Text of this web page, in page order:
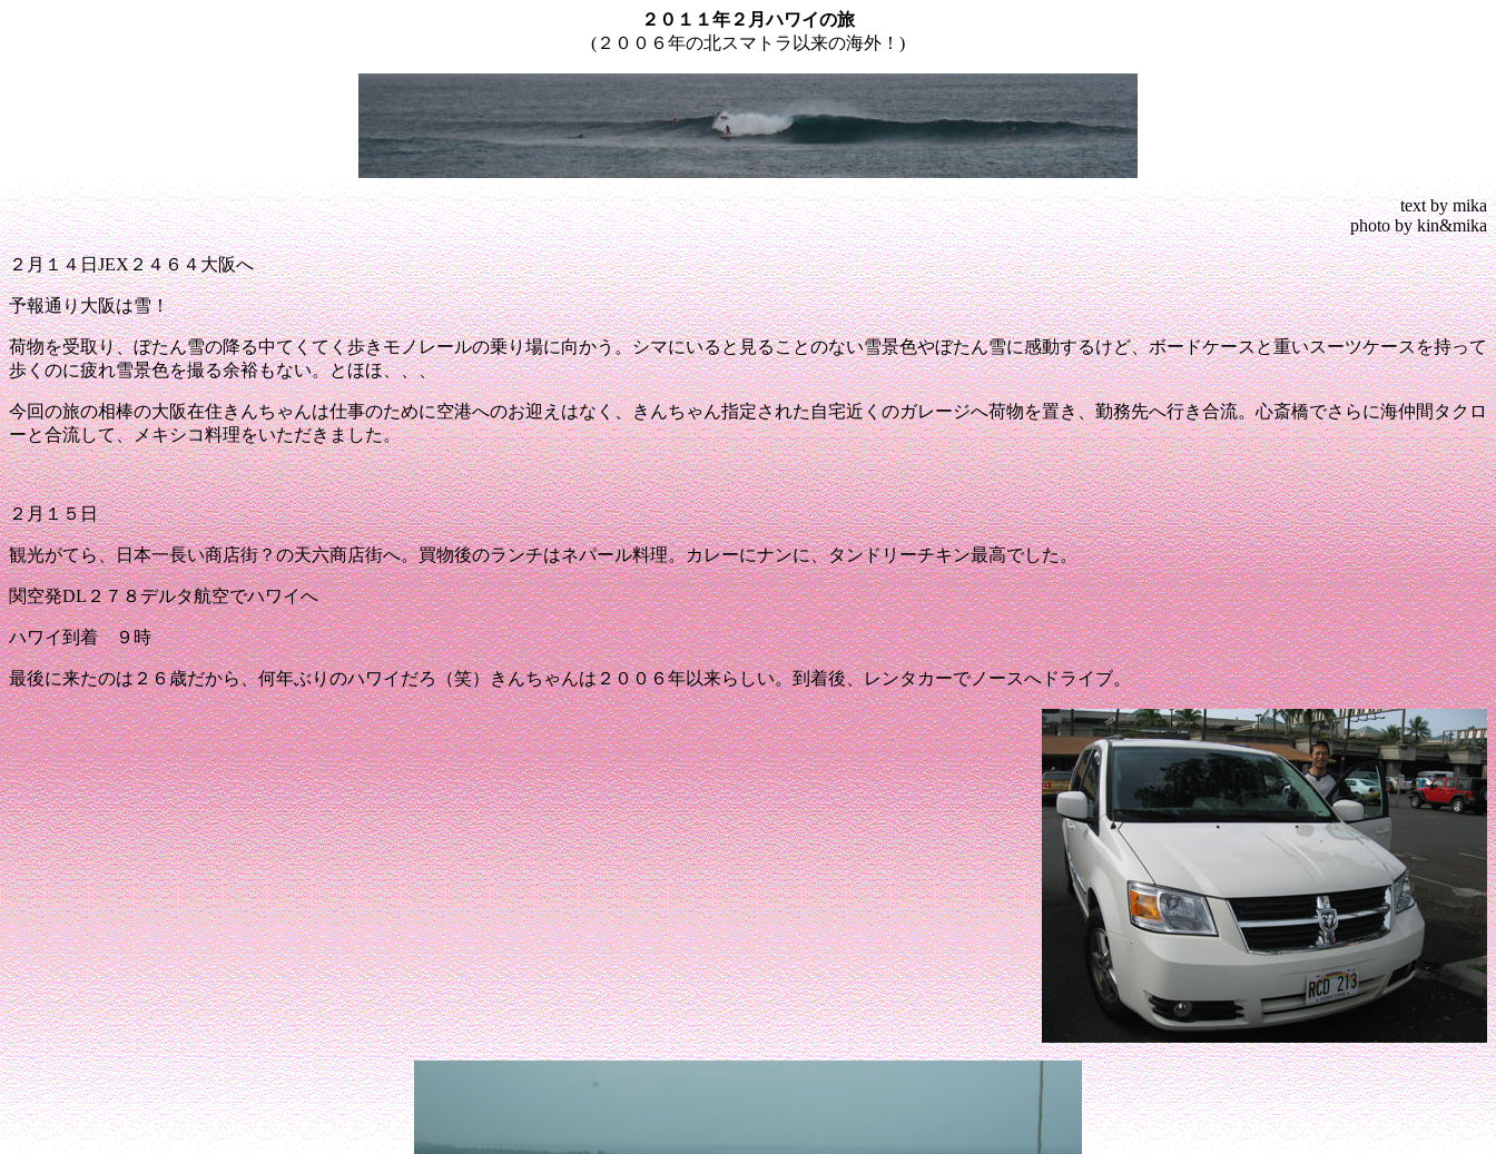
２０１１年２月ハワイの旅
(２００６年の北スマトラ以来の海外！ )
text by mika
photo by kin&mika
２月１４日JEX２４６４大阪へ
予報通り大阪は雪！
荷物を受取り、ぼたん雪の降る中てくてく歩きモノレールの乗り場に向かう。シマにいると見ることのない雪景色やぼたん雪に感動するけど、ボードケースと重いスーツケースを持って
歩くのに疲れ雪景色を撮る余裕もない。とほほ、、、
今回の旅の相棒の大阪在住きんちゃんは仕事のために空港へのお迎えはなく、きんちゃん指定された自宅近くのガレージへ荷物を置き、勤務先へ行き合流。心斎橋でさらに海仲間タクロ
ーと合流して、メキシコ料理をいただきました。
２月１５日
観光がてら、日本一長い商店街？の天六商店街へ。買物後のランチはネパール料理。カレーにナンに、タンドリーチキン最高でした。
関空発DL２７８デルタ航空でハワイへ
ハワイ到着 ９時
最後に来たのは２６歳だから、何年ぶりのハワイだろ（笑）きんちゃんは２００６年以来らしい。到着後、レンタカーでノースへドライブ。